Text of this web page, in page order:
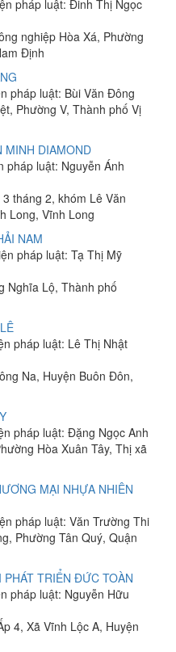
pháp luật: Đinh Thị Ngọc
nghiệp Hòa Xá, Phường
Định
pháp luật: Bùi Văn Đông
Phường V, Thành phố Vị
MINH DIAMOND
pháp luật: Nguyễn Ánh
tháng 2, khóm Lê Văn
Long, Vĩnh Long
NAM
pháp luật: Tạ Thị Mỹ
Nghĩa Lộ, Thành phố
pháp luật: Lê Thị Nhật
Na, Huyện Buôn Đôn,
pháp luật: Đặng Ngọc Anh
Hòa Xuân Tây, Thị xã
MẠI NHỰA NHIÊN
pháp luật: Văn Trường Thi
Phường Tân Quý, Quận
TRIỂN ĐỨC TOÀN
pháp luật: Nguyễn Hữu
4, Xã Vĩnh Lộc A, Huyện